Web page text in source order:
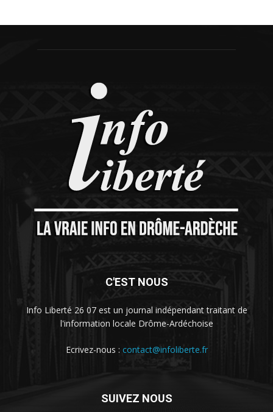
C'EST NOUS
Info Liberté 26 07 est un journal indépendant traitant de
l'information locale Drôme-Ardéchoise
Ecrivez-nous : contact@infoliberte.fr
SUIVEZ NOUS